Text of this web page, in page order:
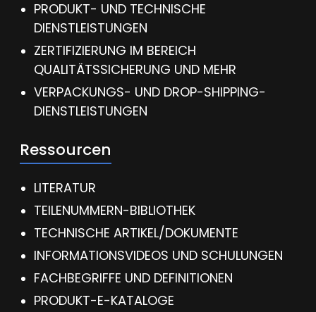
PRODUKT- UND TECHNISCHE
DIENSTLEISTUNGEN
ZERTIFIZIERUNG IM BEREICH
QUALITÄTSSICHERUNG UND MEHR
VERPACKUNGS- UND DROP-SHIPPING-
DIENSTLEISTUNGEN
Ressourcen
LITERATUR
TEILENUMMERN-BIBLIOTHEK
TECHNISCHE ARTIKEL/DOKUMENTE
INFORMATIONSVIDEOS UND SCHULUNGEN
FACHBEGRIFFE UND DEFINITIONEN
PRODUKT-E-KATALOGE